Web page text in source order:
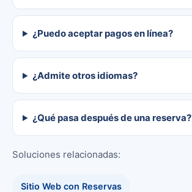
¿Puedo aceptar pagos en línea?
¿Admite otros idiomas?
¿Qué pasa después de una reserva?
Soluciones relacionadas:
Sitio Web con Reservas